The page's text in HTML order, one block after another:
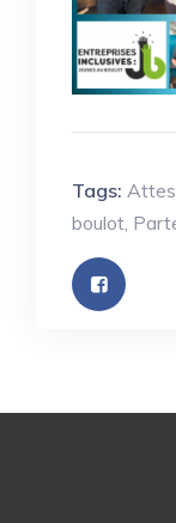
Tags:
boulot